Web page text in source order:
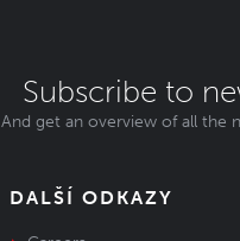
Subscribe to
And get an overview of all the
DALŠÍ ODKAZY